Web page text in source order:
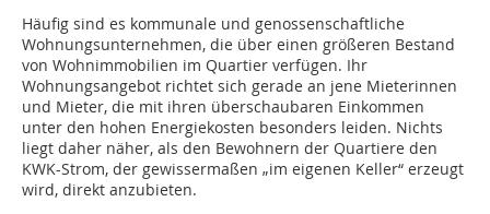
Häufig sind es kommunale und genossenschaftliche
Wohnungsunternehmen, die über einen größeren Bestand
von Wohnimmobilien im Quartier verfügen. Ihr
Wohnungsangebot richtet sich gerade an jene Mieterinnen
und Mieter, die mit ihren überschaubaren Einkommen
unter den hohen Energiekosten besonders leiden. Nichts
liegt daher näher, als den Bewohnern der Quartiere den
KWK-Strom, der gewissermaßen „im eigenen Keller“ erzeugt
wird, direkt anzubieten.